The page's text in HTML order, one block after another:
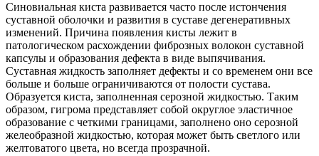
Синовиальная киста развивается часто после истончения
суставной оболочки и развития в суставе дегенеративных
изменений. Причина появления кисты лежит в
патологическом расхождении фиброзных волокон суставной
капсулы и образования дефекта в виде выпячивания.
Суставная жидкость заполняет дефекты и со временем они все
больше и больше ограничиваются от полости сустава.
Образуется киста, заполненная серозной жидкостью. Таким
образом, гигрома представляет собой округлое эластичное
образование с четкими границами, заполнено оно серозной
желеобразной жидкостью, которая может быть светлого или
желтоватого цвета, но всегда прозрачной.